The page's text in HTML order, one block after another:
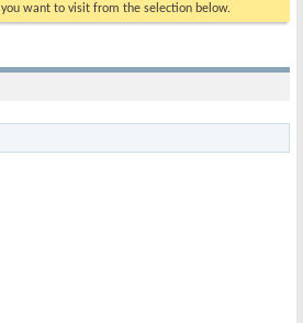
want to visit from the selection below.